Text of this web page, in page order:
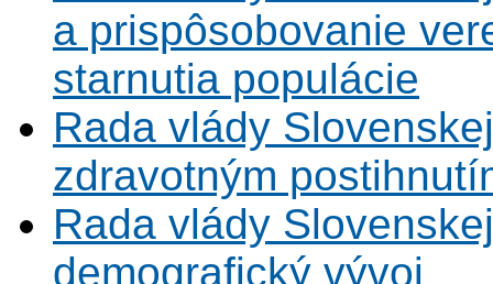
a prispôsobovanie
starnutia populácie
Rada vlády
zdravotným
Rada vlády
demografický vývoj